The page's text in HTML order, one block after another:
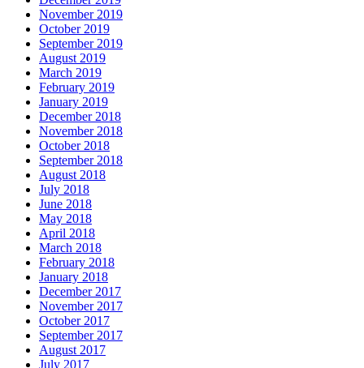
November 2019
October 2019
September 2019
August 2019
March 2019
February 2019
January 2019
December 2018
November 2018
October 2018
September 2018
August 2018
July 2018
June 2018
May 2018
April 2018
March 2018
February 2018
January 2018
December 2017
November 2017
October 2017
September 2017
August 2017
July 2017